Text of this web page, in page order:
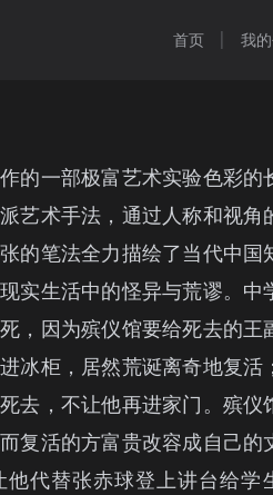
首页 我
的一部极富艺术实验色彩的
艺术手法，通过人称和视角
的笔法全力描绘了当代中国
实生活中的怪异与荒谬。中
，因为殡仪馆要给死去的王
冰柜，居然荒诞离奇地复活
去，不让他再进家门。殡仪
复活的方富贵改容成自己的
代替张赤球登上讲台给学